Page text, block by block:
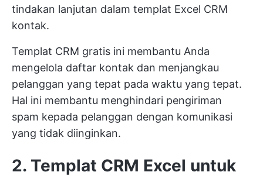
tindakan lanjutan dalam templat Excel CRM
kontak.
Templat CRM gratis ini membantu Anda
mengelola daftar kontak dan menjangkau
pelanggan yang tepat pada waktu yang tepat.
Hal ini membantu menghindari pengiriman
spam kepada pelanggan dengan komunikasi
yang tidak diinginkan.
2. Templat CRM Excel untuk